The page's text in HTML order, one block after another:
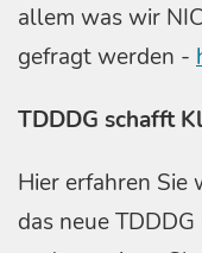
allem was wir
gefragt werden -
TDDDG schafft
Hier erfahren Sie
das neue